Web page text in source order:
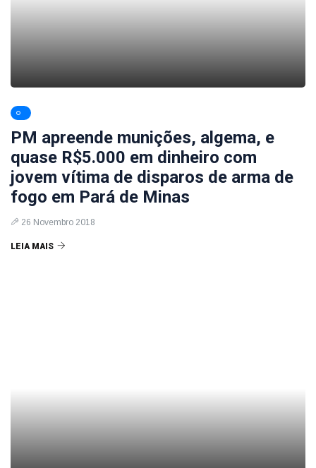
PM apreende munições, algema, e
quase R$5.000 em dinheiro com
jovem vítima de disparos de arma de
fogo em Pará de Minas
26 Novembro 2018
LEIA MAIS